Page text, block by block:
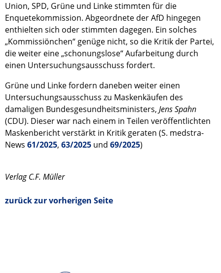
Union, SPD, Grüne und Linke stimmten für die
Enquetekommission. Abgeordnete der AfD hingegen
enthielten sich oder stimmten dagegen. Ein solches
„Kommissiönchen“ genüge nicht, so die Kritik der Partei,
die weiter eine „schonungslose“ Aufarbeitung durch
einen Untersuchungsausschuss fordert.
Grüne und Linke fordern daneben weiter einen
Untersuchungsausschuss zu Maskenkäufen des
damaligen Bundesgesundheitsministers, Jens Spahn
(CDU). Dieser war nach einem in Teilen veröffentlichten
Maskenbericht verstärkt in Kritik geraten (S. medstra-
News 61/2025, 63/2025 und 69/2025)
Verlag C.F. Müller
zurück zur vorherigen Seite